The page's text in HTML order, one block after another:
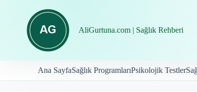
AliGurtuna.com | Sağlık Rehberi
Ana SayfaSağlık ProgramlarıPsikolojik Testler